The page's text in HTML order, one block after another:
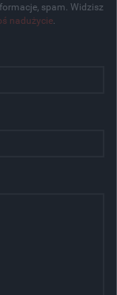
spam. Widzisz
nadużycie.